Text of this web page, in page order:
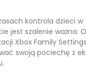
kontrola dzieci w
jest szalenie ważna.
Xbox Family
swoją pociechę z